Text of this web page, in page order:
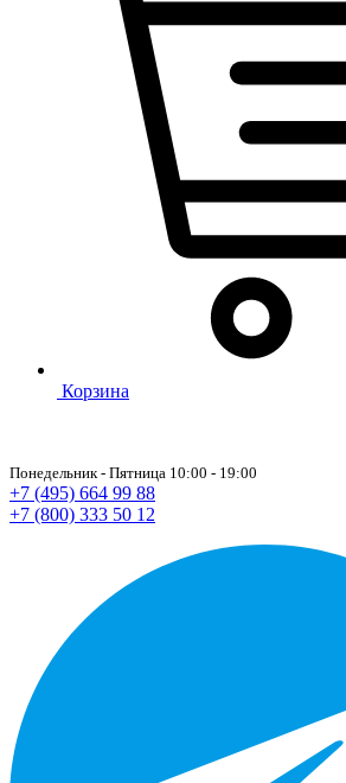
Корзина
Понедельник - Пятница 10:00 - 19:00
+7 (495) 664 99 88
+7 (800) 333 50 12